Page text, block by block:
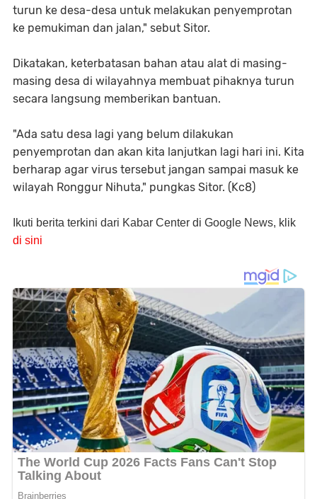
turun ke desa-desa untuk melakukan penyemprotan
ke pemukiman dan jalan," sebut Sitor.
Dikatakan, keterbatasan bahan atau alat di masing-
masing desa di wilayahnya membuat pihaknya turun
secara langsung memberikan bantuan.
"Ada satu desa lagi yang belum dilakukan
penyemprotan dan akan kita lanjutkan lagi hari ini. Kita
berharap agar virus tersebut jangan sampai masuk ke
wilayah Ronggur Nihuta," pungkas Sitor. (Kc8)
Ikuti berita terkini dari Kabar Center di Google News, klik
di sini